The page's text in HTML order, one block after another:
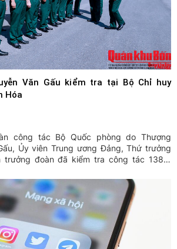
Văn Gấu kiểm tra tại Bộ Chỉ huy
Hóa
công tác Bộ Quốc phòng do Thượng
Ủy viên Trung ương Đảng, Thứ trưởng
trưởng đoàn đã kiểm tra công tác 1389,
tại Bộ Chỉ huy Quân sự (CHQS) tỉnh